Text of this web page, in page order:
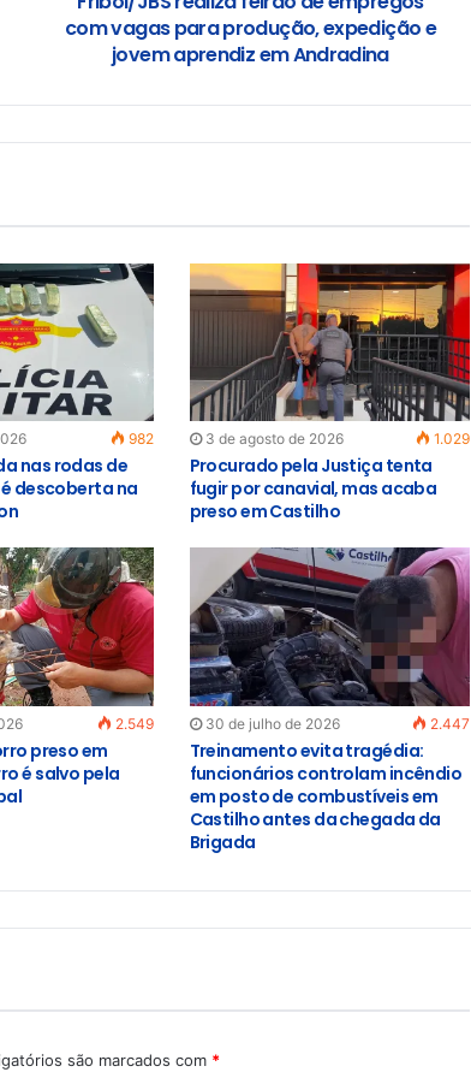
com vagas para produção, expedição e
jovem aprendiz em Andradina
982
nas rodas de
descoberta na
3 de agosto de 2026 1.029
Procurado pela Justiça tenta
fugir por canavial, mas acaba
preso em Castilho
2.549
preso em
é salvo pela
30 de julho de 2026 2.447
Treinamento evita tragédia:
funcionários controlam incêndio
em posto de combustíveis em
Castilho antes da chegada da
Brigada
são marcados com *